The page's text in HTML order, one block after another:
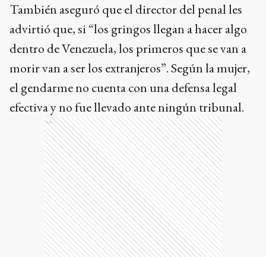
También aseguró que el director del penal les
advirtió que, si “los gringos llegan a hacer algo
dentro de Venezuela, los primeros que se van a
morir van a ser los extranjeros”. Según la mujer,
el gendarme no cuenta con una defensa legal
efectiva y no fue llevado ante ningún tribunal.
Ads